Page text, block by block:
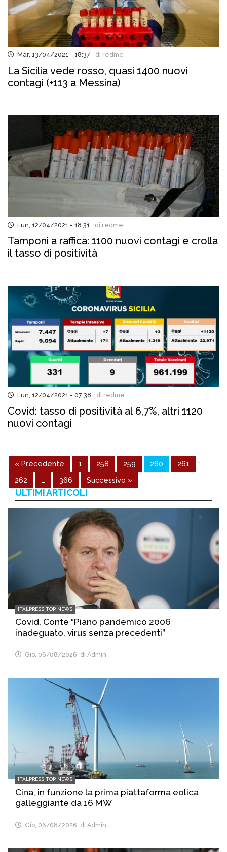
Mar, 13/04/2021 - 18:37 di redme
La Sicilia vede rosso, quasi 1400 nuovi
contagi (+113 a Messina)
Lun, 12/04/2021 - 18:31 di redme
Tamponi a raffica: 1100 nuovi contagi e crolla
il tasso di positività
Lun, 12/04/2021 - 07:38 di redme
Covid: tasso di positività al 6,7%, altri 1120
nuovi contagi
« Precedente 1 …
258 259 260
261
262
… 366 Successivo »
ULTIMI ARTICOLI
ITALPRESS TOP NEWS
Covid, Conte “Piano pandemico 2006
inadeguato, virus senza precedenti”
Gio, 06/08/2026 di Admin
ITALPRESS TOP NEWS
Cina, in funzione la prima piattaforma eolica
galleggiante da 16 MW
Gio, 06/08/2026 di Admin